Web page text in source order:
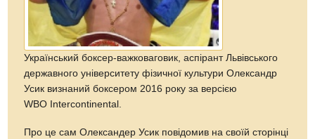
Український боксер-важковаговик, аспірант Львівського
державного університету фізичної культури Олександр
Усик визнаний боксером 2016 року за версією
WBO Intercontinental.
Про це сам Олександер Усик повідомив на своїй сторінці